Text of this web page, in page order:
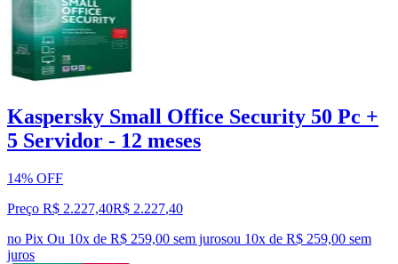
Kaspersky Small Office Security 50 Pc +
5 Servidor - 12 meses
14% OFF
Preço R$ 2.227,40R$ 2.227,40
no Pix Ou 10x de R$ 259,00 sem jurosou 10x de R$ 259,00 sem
juros